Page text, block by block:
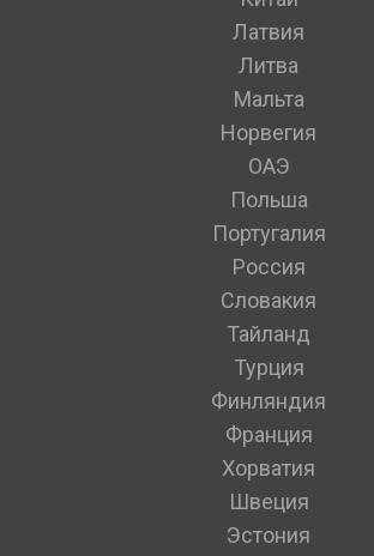
Латвия
Литва
Мальта
Норвегия
ОАЭ
Польша
Португалия
Россия
Словакия
Тайланд
Турция
Финляндия
Франция
Хорватия
Швеция
Эстония